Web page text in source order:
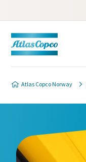
Atlas Copco Norway